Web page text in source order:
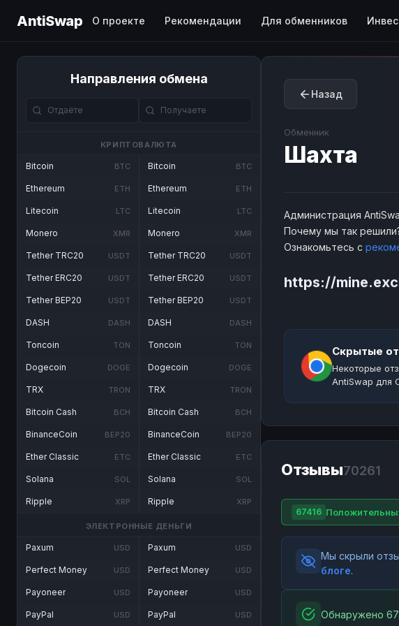
AntiSwap О проекте Рекомендации Для обменников
Направления обмена
КРИПТОВАЛЮТА
Bitcoin BTC
Ethereum ETH
Litecoin LTC
Monero XMR
Tether TRC20 USDT
Tether ERC20 USDT
Tether BEP20 USDT
DASH DASH
Toncoin TON
Dogecoin DOGE
TRX TRON
Bitcoin Cash BCH
BinanceCoin BEP20
Ether Classic ETC
Solana SOL
Ripple XRP
Bitcoin BTC
Ethereum ETH
Litecoin LTC
Monero XMR
Tether TRC20 USDT
Tether ERC20 USDT
Tether BEP20 USDT
DASH DASH
Toncoin TON
Dogecoin DOGE
TRX TRON
Bitcoin Cash BCH
BinanceCoin BEP20
Ether Classic ETC
Solana SOL
Ripple XRP
ЭЛЕКТРОННЫЕ ДЕНЬГИ
Paxum USD
Perfect Money USD
Payoneer USD
PayPal USD
Paxum USD
Perfect Money USD
Payoneer USD
PayPal USD
Назад
Обменник
Шахта
Администрация
Почему мы так
Ознакомьтесь с
https://
Скрытые
Некоторые
AntiSwap для
Отзывы70261
67416
Мы скрыли
блоге.
Обнаружено